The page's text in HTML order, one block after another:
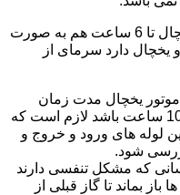
بعد از شارژ گاز،موتور ممکن است یخچال تا 6 ساعت هم به صورت
یخچال دارد سرمای از
موتور یخچال مدت زمان
کمتری استراحت داشته باشد)بیش از 10 ساعت باشد لازم است که
لوله های ورود و خروج و
شود.
که مشکل تنفسی دارند
بماند تا گاز قبلی از